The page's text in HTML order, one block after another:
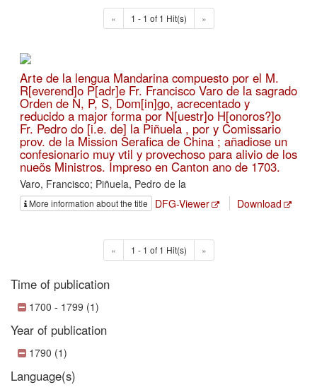
« 1 - 1 of 1 Hit(s) »
Arte de la lengua Mandarina compuesto por el M.
R[everend]o P[adr]e Fr. Francisco Varo de la sagrado
Orden de N, P, S, Dom[in]go, acrecentado y
reducido a major forma por N[uestr]o H[onoros?]o
Fr. Pedro do [i.e. de] la Piñuela , por y Comissario
prov. de la Mission Serafica de China ; añadiose un
confesionario muy vtil y provechoso para alivio de los
nueõs Ministros. Impreso en Canton ano de 1703.
Varo, Francisco; Piñuela, Pedro de la
More information about the title DFG-Viewer Download
« 1 - 1 of 1 Hit(s) »
Time of publication
1700 - 1799 (1)
Year of publication
1790 (1)
Language(s)